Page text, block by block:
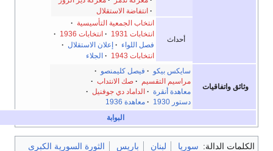
انتفاضة الاستقلال
انتخاب الجمعية التأسيسية ·
انتخابات 1931
· انتخابات 1936
·
فصل اللواء · إعلان الاستقلال ·
انتخابات 1943
· الجلاء
واتفاقيات
سايكس بيكو · فيصل كليمنصو
·
مراسيم التقسيم
· صك الانتداب ·
معاهدة أنقرة · الداماد دي جوفنيل ·
· معاهدة 1936
الدالة: سوريا لبنان باريس
الثورة السورية الكبرى